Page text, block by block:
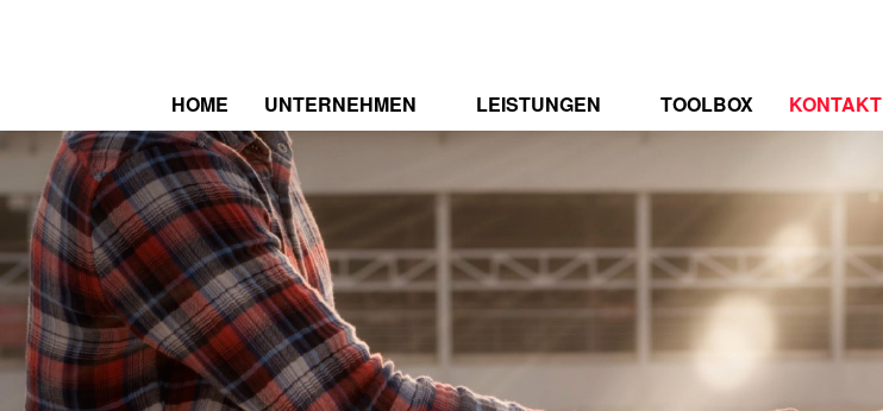
HOME
UNTERNEHMEN
WER WIR SIND
ZERTIFIZIERUNGEN
STELLENAUSSCHREIBUNG
LEISTUNGEN
TOOLBOX KONTAKT